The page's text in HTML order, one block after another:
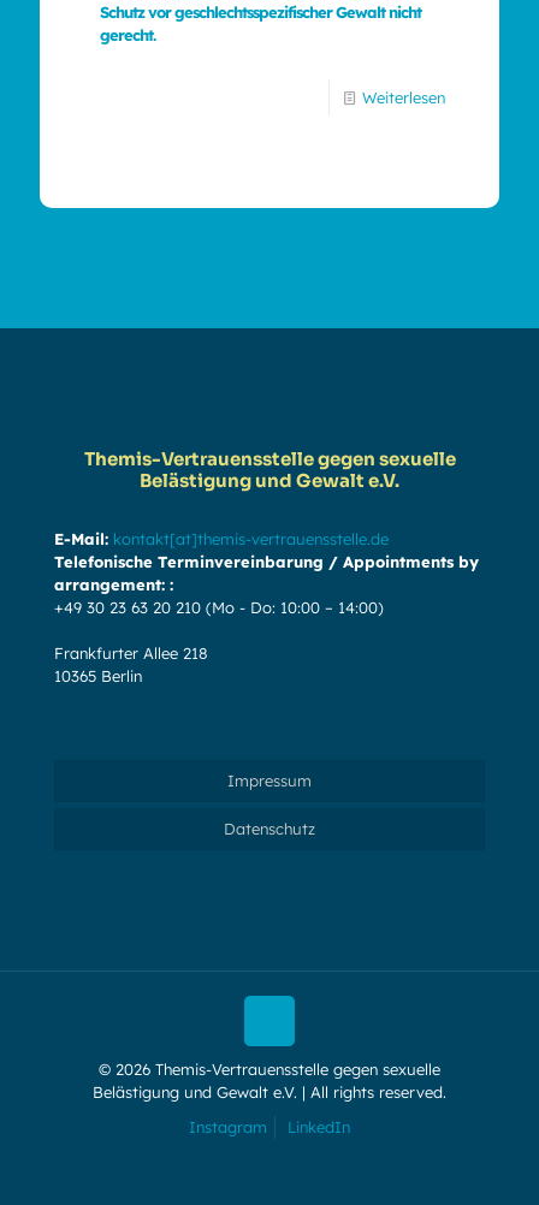
Schutz vor geschlechtsspezifischer Gewalt nicht
gerecht.
Weiterlesen
Themis-Vertrauensstelle gegen sexuelle
Belästigung und Gewalt e.V.
E-Mail: kontakt[at]themis-vertrauensstelle.de
Telefonische Terminvereinbarung / Appointments by
arrangement: :
+49 30 23 63 20 210 (Mo - Do: 10:00 – 14:00)
Frankfurter Allee 218
10365 Berlin
Impressum
Datenschutz
© 2026 Themis-Vertrauensstelle gegen sexuelle
Belästigung und Gewalt e.V. | All rights reserved.
Instagram
LinkedIn